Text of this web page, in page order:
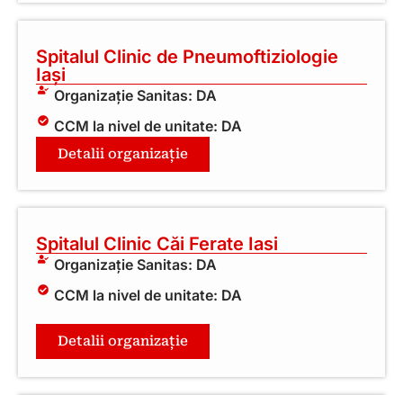
Spitalul Clinic de Pneumoftiziologie
Iași
Organizație Sanitas: DA
CCM la nivel de unitate: DA
Detalii organizație
Spitalul Clinic Căi Ferate Iasi
Organizație Sanitas: DA
CCM la nivel de unitate: DA
Detalii organizație